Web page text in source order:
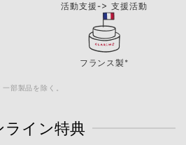
活動支援-> 支援活動
フランス製*
一部製品を除く。
ライン特典